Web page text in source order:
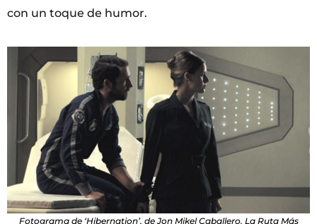
con un toque de humor.
Fotograma de ‘Hibernation’, de Jon Mikel Caballero. La Ruta Más